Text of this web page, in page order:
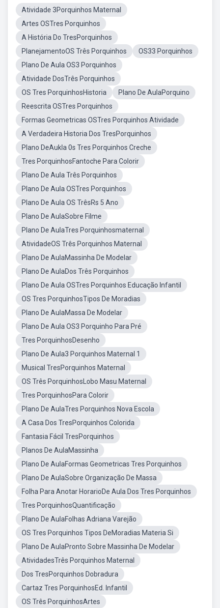
Atividade 3Porquinhos Maternal
Artes OSTres Porquinhos
A História Do TresPorquinhos
PlanejamentoOS Três Porquinhos
OS33 Porquinhos
Plano De Aula OS3 Porquinhos
Atividade DosTrês Porquinhos
OS Tres PorquinhosHistoria
Plano De AulaPorquino
Reescrita OSTres Porquinhos
Formas Geometricas OSTres Porquinhos Atividade
A Verdadeira Historia Dos TresPorquinhos
Plano DeAukla 0s Tres Porquinhos Creche
Tres PorquinhosFantoche Para Colorir
Plano De Aula Três Porquinhos
Plano De Aula OSTres Porquinhos
Plano De Aula OS TrêsRs 5 Ano
Plano De AulaSobre Filme
Plano De AulaTres Porquinhosmaternal
AtividadeOS Três Porquinhos Maternal
Plano De AulaMassinha De Modelar
Plano De AulaDos Três Porquinhos
Plano De Aula OSTres Porquinhos Educação Infantil
OS Tres PorquinhosTipos De Moradias
Plano De AulaMassa De Modelar
Plano De Aula OS3 Porquinho Para Pré
Tres PorquinhosDesenho
Plano De Aula3 Porquinhos Maternal 1
Musical TresPorquinhos Maternal
OS Três PorquinhosLobo Masu Maternal
Tres PorquinhosPara Colorir
Plano De AulaTres Porquinhos Nova Escola
A Casa Dos TresPorquinhos Colorida
Fantasia Fácil TresPorquinhos
Planos De AulaMassinha
Plano De AulaFormas Geometricas Tres Porquinhos
Plano De AulaSobre Organização De Massa
Folha Para Anotar HorarioDe Aula Dos Tres Porquinhos
Tres PorquinhosQuantificação
Plano De AulaFolhas Adriana Varejão
OS Tres Porquinhos Tipos DeMoradias Materia Si
Plano De AulaPronto Sobre Massinha De Modelar
AtividadesTrês Porquinhos Maternal
Dos TresPorquinhos Dobradura
Cartaz Tres PorquinhosEd. Infantil
OS Três PorquinhosArtes